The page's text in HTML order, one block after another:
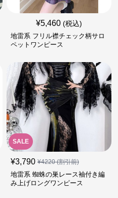
¥5,460 (税込)
地雷系 フリル襟チェック柄サロ
ペットワンピース
SALE
¥3,790 ¥4220(割引前)
地雷系 蜘蛛の巣レース袖付き編
み上げロングワンピース